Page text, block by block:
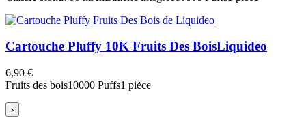
Cartouche Pluffy 10K Fruits Des BoisLiquideo
6,90 €
Fruits des bois10000 Puffs1 pièce
›